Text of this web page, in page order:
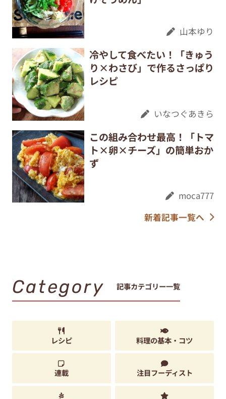
山本ゆり
冷やして食べたい！「きゅう
り×わさび」で作るさっぱり
レシピ
いなつぐあきら
この組み合わせ最高！「トマ
ト×卵×チーズ」の簡単おか
ず
moca777
新着記事一覧へ
Category 記事カテゴリー一覧
レシピ 料理の基本・コツ
連載 注目フーディスト